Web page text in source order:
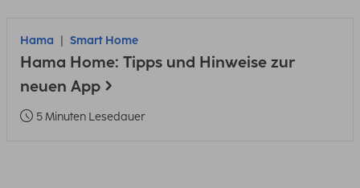
Hama Smart Home
Hama Home: Tipps und Hinweise zur
neuen App
5 Minuten Lesedauer